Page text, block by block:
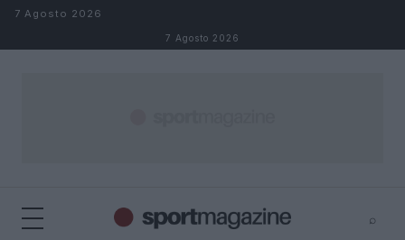
Salta al contenuto
7 Agosto 2026
7 Agosto 2026
⌕